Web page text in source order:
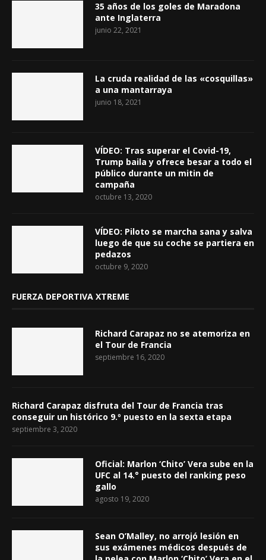
35 años de los goles de Maradona
ante Inglaterra
junio 22, 2021
La cruda realidad de las «cosquillas»
a una mantarraya
junio 18, 2021
VÍDEO: Tras superar el Covid-19,
Trump baila y ofrece besar a todo el
público durante un mitin de
campaña
octubre 13, 2020
VÍDEO: Piloto se marcha sana y salva
luego de que su coche se partiera en
pedazos
octubre 9, 2020
FUERZA DEPORTIVA XTREME
Richard Carapaz no se atemoriza en
el Tour de Francia
septiembre 16, 2020
Richard Carapaz disfruta del Tour de Francia tras
conseguir un histórico 9.º puesto en la sexta etapa
septiembre 3, 2020
Oficial: Marlon ‘Chito’ Vera sube en la
UFC al 14.° puesto del ranking peso
gallo
agosto 19, 2020
Sean O’Malley, no arrojó lesión en
sus exámenes médicos después de